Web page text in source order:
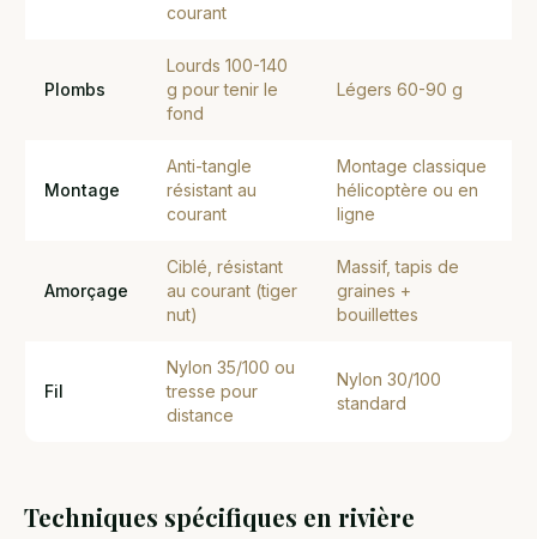
courant
Plombs
Lourds 100-140
g pour tenir le
fond
Légers 60-90 g
Montage
Anti-tangle
résistant au
courant
Montage classique
hélicoptère ou en
ligne
Amorçage
Ciblé, résistant
au courant (tiger
nut)
Massif, tapis de
graines +
bouillettes
Fil
Nylon 35/100 ou
tresse pour
distance
Nylon 30/100
standard
Techniques spécifiques en rivière